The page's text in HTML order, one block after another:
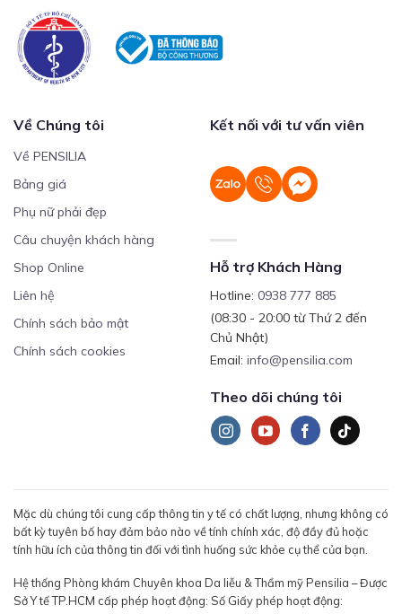
Về Chúng tôi
Về PENSILIA
Bảng giá
Phụ nữ phải đẹp
Câu chuyện khách hàng
Shop Online
Liên hệ
Chính sách bảo mật
Chính sách cookies
Kết nối với tư vấn viên
Hỗ trợ Khách Hàng
Hotline: 0938 777 885
(08:30 - 20:00 từ Thứ 2 đến
Chủ Nhật)
Email: info@pensilia.com
Theo dõi chúng tôi
Mặc dù chúng tôi cung cấp thông tin y tế có chất lượng, nhưng không có
bất kỳ tuyên bố hay đảm bảo nào về tính chính xác, độ đầy đủ hoặc
tính hữu ích của thông tin đối với tình huống sức khỏe cụ thể của bạn.
Hệ thống Phòng khám Chuyên khoa Da liễu & Thẩm mỹ Pensilia – Được
Sở Y tế TP.HCM cấp phép hoạt động: Số Giấy phép hoạt động: